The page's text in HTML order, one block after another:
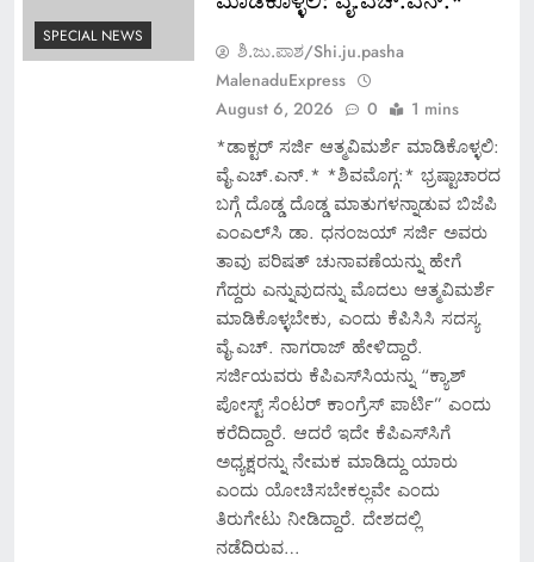
SPECIAL NEWS
ಶಿ.ಜು.ಪಾಶ/Shi.ju.pasha
MalenaduExpress
August 6, 2026
0 1 mins
*ಡಾಕ್ಟರ್ ಸರ್ಜಿ ಆತ್ಮವಿಮರ್ಶೆ ಮಾಡಿಕೊಳ್ಳಲಿ:
ವೈ.ಎಚ್.ಎನ್.* *ಶಿವಮೊಗ್ಗ:* ಭ್ರಷ್ಟಾಚಾರದ
ಬಗ್ಗೆ ದೊಡ್ಡ ದೊಡ್ಡ ಮಾತುಗಳನ್ನಾಡುವ ಬಿಜೆಪಿ
ಎಂಎಲ್‌ಸಿ ಡಾ. ಧನಂಜಯ್ ಸರ್ಜಿ ಅವರು
ತಾವು ಪರಿಷತ್ ಚುನಾವಣೆಯನ್ನು ಹೇಗೆ
ಗೆದ್ದರು ಎನ್ನುವುದನ್ನು ಮೊದಲು ಆತ್ಮವಿಮರ್ಶೆ
ಮಾಡಿಕೊಳ್ಳಬೇಕು, ಎಂದು ಕೆಪಿಸಿಸಿ ಸದಸ್ಯ
ವೈ.ಎಚ್. ನಾಗರಾಜ್ ಹೇಳಿದ್ದಾರೆ.
ಸರ್ಜಿಯವರು ಕೆಪಿಎಸ್‌ಸಿಯನ್ನು “ಕ್ಯಾಶ್
ಪೋಸ್ಟ್ ಸೆಂಟರ್ ಕಾಂಗ್ರೆಸ್ ಪಾರ್ಟಿ” ಎಂದು
ಕರೆದಿದ್ದಾರೆ. ಆದರೆ ಇದೇ ಕೆಪಿಎಸ್‌ಸಿಗೆ
ಅಧ್ಯಕ್ಷರನ್ನು ನೇಮಕ ಮಾಡಿದ್ದು ಯಾರು
ಎಂದು ಯೋಚಿಸಬೇಕಲ್ಲವೇ ಎಂದು
ತಿರುಗೇಟು ನೀಡಿದ್ದಾರೆ. ದೇಶದಲ್ಲಿ
ನಡೆದಿರುವ…